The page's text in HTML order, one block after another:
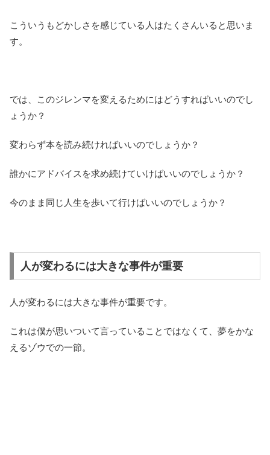
こういうもどかしさを感じている人はたくさんいると思いま
す。
では、このジレンマを変えるためにはどうすればいいのでし
ょうか？
変わらず本を読み続ければいいのでしょうか？
誰かにアドバイスを求め続けていけばいいのでしょうか？
今のまま同じ人生を歩いて行けばいいのでしょうか？
人が変わるには大きな事件が重要
人が変わるには大きな事件が重要です。
これは僕が思いついて言っていることではなくて、夢をかな
えるゾウでの一節。